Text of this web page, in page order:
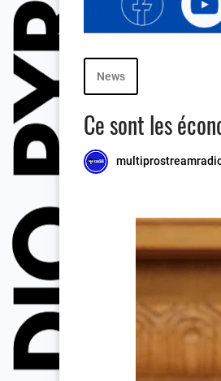
News
Ce sont les